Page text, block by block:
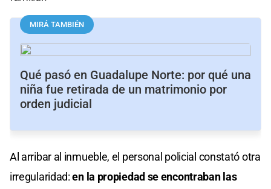
MIRÁ TAMBIÉN
Qué pasó en Guadalupe Norte: por qué una
niña fue retirada de un matrimonio por
orden judicial
Al arribar al inmueble, el personal policial constató otra
irregularidad:en la propiedad se encontraban las